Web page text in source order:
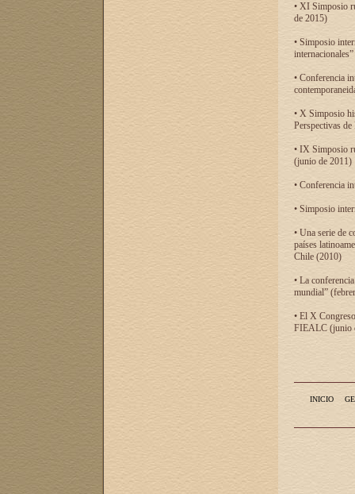
• XI Simposio
de 2015)
• Simposio
• Conferencia
• X Simposio
Perspectivas
• IX Simposio
(junio de 2011)
• Conferencia
• Simposio
• Una serie de
países
Chile (2010)
• La
mundial”
• El X
FIEALC (junio
INICIO